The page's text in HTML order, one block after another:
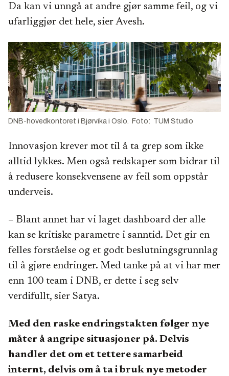
Da kan vi unngå at andre gjør samme feil, og vi
ufarliggjør det hele, sier Avesh.
DNB-hovedkontoret i Bjørvika i Oslo. Foto: TUM Studio
Innovasjon krever mot til å ta grep som ikke
alltid lykkes. Men også redskaper som bidrar til
å redusere konsekvensene av feil som oppstår
underveis.
– Blant annet har vi laget dashboard der alle
kan se kritiske parametre i sanntid. Det gir en
felles forståelse og et godt beslutningsgrunnlag
til å gjøre endringer. Med tanke på at vi har mer
enn 100 team i DNB, er dette i seg selv
verdifullt, sier Satya.
Med den raske endringstakten følger nye
måter å angripe situasjoner på. Delvis
handler det om et tettere samarbeid
internt, delvis om å ta i bruk nye metoder